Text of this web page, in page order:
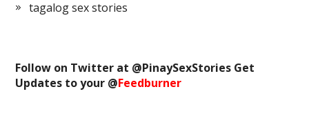
tagalog sex stories
Follow on Twitter at @PinaySexStories Get
Updates to your @Feedburner